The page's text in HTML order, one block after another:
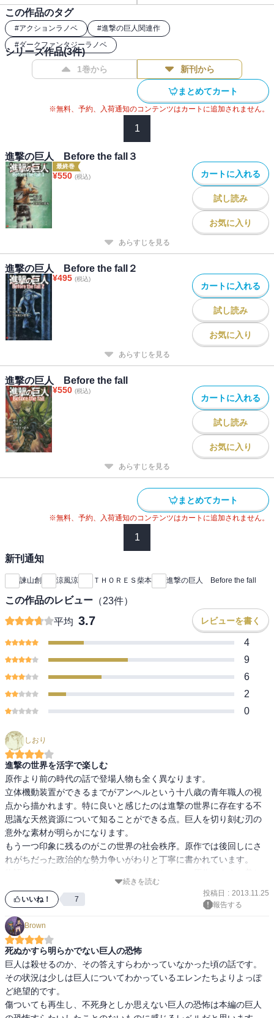
この作品のタグ
#アクションラノベ #進撃の巨人関連作
#ダークファンタジーラノベ
シリーズ作品(3件)
1巻から 新刊から
まとめてカート
※無料、予約、入荷通知のコンテンツはカートに追加されません。
1
進撃の巨人 Before the fall３
最終巻
¥550 (税込) カートに入れる
試し読み
お気に入り
あらすじを見る
進撃の巨人 Before the fall２
¥495 (税込)
カートに入れる
試し読み
お気に入り
あらすじを見る
進撃の巨人 Before the fall
¥550 (税込)
カートに入れる
試し読み
お気に入り
あらすじを見る
まとめてカート
※無料、予約、入荷通知のコンテンツはカートに追加されません。
1
新刊通知
諫山創 涼風涼 ＴＨＯＲＥＳ柴本 進撃の巨人 Before the fall
この作品のレビュー （23件）
平均 3.7 レビューを書く
4
9
6
2
0
しおり
進撃の世界を活字で楽しむ
原作より前の時代の話で登場人物も全く異なります。
立体機動装置ができるまでがアンヘルという十八歳の青年職人の視
点から描かれます。特に良いと感じたのは進撃の世界に存在する不
思議な天然資源について知ることができる点。巨人を切り刻む刃の
意外な素材が明らかになります。
もう一つ印象に残るのがこの世界の社会秩序。原作では後回しにさ
れがちだった政治的な勢力争いがわりと丁寧に書かれています。
いまでの残酷さも感じられませんが進撃の世界観が好きな方ならス
ピンオフとして楽しめるのではないでしょうか。
続きを読む
いいね！ 7
投稿日 : 2013.11.25
報告する
Brown
死ぬかすら明らかでない巨人の恐怖
巨人は殺せるのか、その答えすらわかっていなかった頃の話です。
その状況は少しは巨人についてわかっているエレンたちよりよっぽ
ど絶望的です。
傷ついても再生し、不死身としか思えない巨人の恐怖は本編の巨人